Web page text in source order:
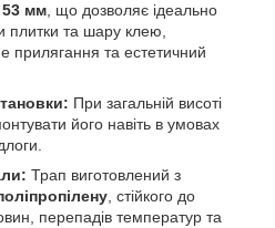
53 мм , що дозволяє ідеально
плитки та шару клею,
прилягання та естетичний
При загальній висоті
його навіть в умовах
Трап виготовлений з
, стійкого до
перепадів температур та